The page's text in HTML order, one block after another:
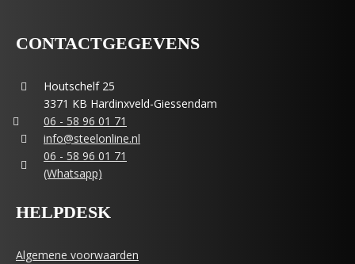
CONTACTGEGEVENS
Houtschelf 25
3371 KB Hardinxveld-Giessendam
06 - 58 96 01 71
info@steelonline.nl
06 - 58 96 01 71
(Whatsapp)
HELPDESK
Algemene voorwaarden